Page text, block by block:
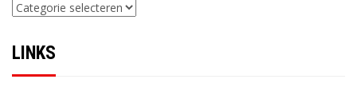
Categorieën
LINKS